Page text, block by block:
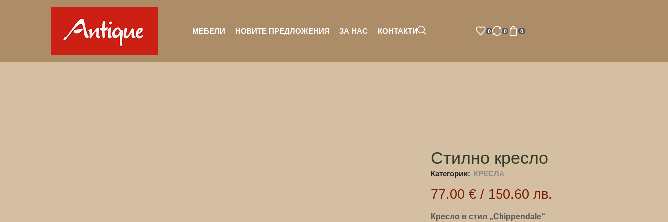
МЕБЕЛИ НОВИТЕ ПРЕДЛОЖЕНИЯ ЗА НАС КОНТАКТИ 0 0 0
Стилно кресло
Категории: КРЕСЛА
77.00 € / 150.60 лв.
Кресло в стил „Chippendale“